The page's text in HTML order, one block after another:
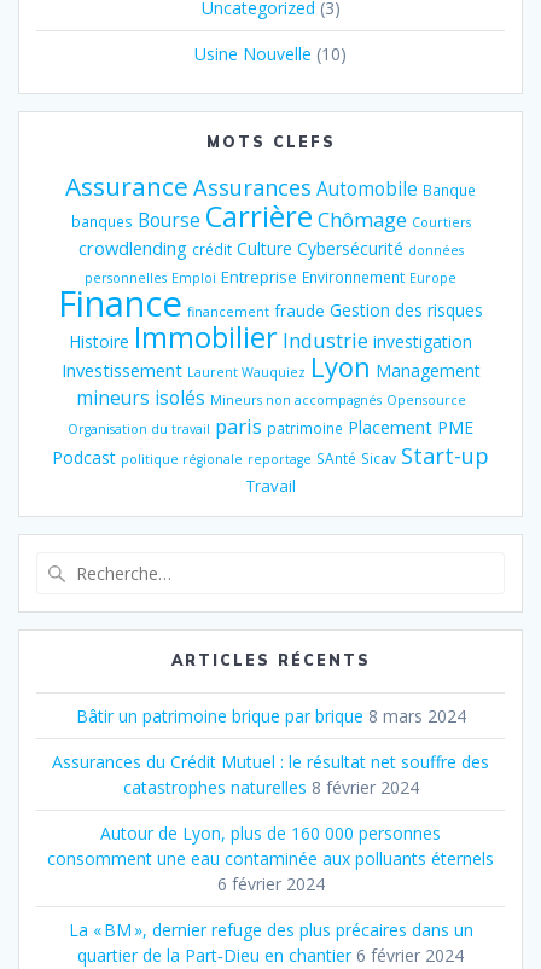
Uncategorized (3)
Usine Nouvelle (10)
MOTS CLEFS
Assurance Assurances Automobile Banque
banques Bourse Carrière Chômage Courtiers
crowdlending crédit Culture Cybersécurité données
personnelles Emploi Entreprise Environnement Europe
Finance financement fraude Gestion des risques
Histoire Immobilier Industrie investigation
Investissement Laurent Wauquiez Lyon Management
mineurs isolés Mineurs non accompagnés Opensource
Organisation du travail paris patrimoine Placement PME
Podcast politique régionale reportage SAnté Sicav Start-up
Travail
:
ARTICLES RÉCENTS
Bâtir un patrimoine brique par brique 8 mars 2024
Assurances du Crédit Mutuel : le résultat net souffre des
catastrophes naturelles 8 février 2024
Autour de Lyon, plus de 160 000 personnes
consomment une eau contaminée aux polluants éternels
6 février 2024
La « BM », dernier refuge des plus précaires dans un
quartier de la Part‐Dieu en chantier 6 février 2024